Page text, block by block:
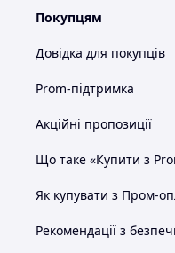
✨ Переваги
✅
✅ Сучасний
відтінок
✅
✅Виняткова
📊 Технічні
• Розміри:
Покупцям
Довідка для покупців
Prom-підтримка
Акційні пропозиції
Що таке «Купити з
Як купувати з Пром-
Рекомендації з